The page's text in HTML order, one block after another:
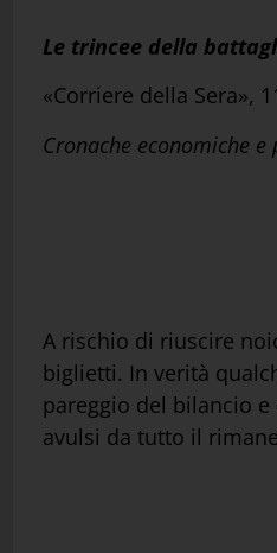
Le trincee della
«Corriere della Sera»,
Cronache economiche
A rischio di riuscire
biglietti. In verità
pareggio del bilancio
avulsi da tutto il